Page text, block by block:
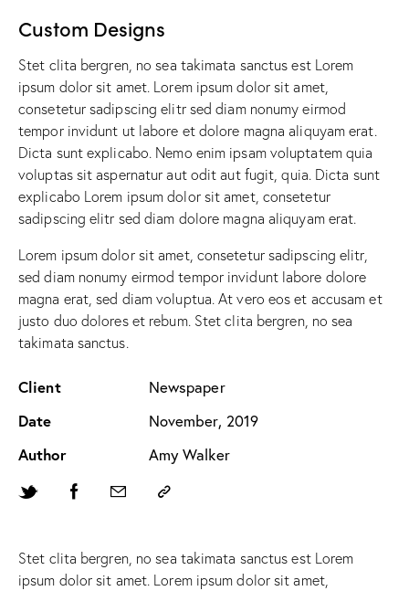
Custom Designs
Stet clita bergren, no sea takimata sanctus est Lorem
ipsum dolor sit amet. Lorem ipsum dolor sit amet,
consetetur sadipscing elitr sed diam nonumy eirmod
tempor invidunt ut labore et dolore magna aliquyam erat.
Dicta sunt explicabo. Nemo enim ipsam voluptatem quia
voluptas sit aspernatur aut odit aut fugit, quia. Dicta sunt
explicabo Lorem ipsum dolor sit amet, consetetur
sadipscing elitr sed diam dolore magna aliquyam erat.
Lorem ipsum dolor sit amet, consetetur sadipscing elitr,
sed diam nonumy eirmod tempor invidunt labore dolore
magna erat, sed diam voluptua. At vero eos et accusam et
justo duo dolores et rebum. Stet clita bergren, no sea
takimata sanctus.
Client
Newspaper
Date
November, 2019
Author
Amy Walker
Stet clita bergren, no sea takimata sanctus est Lorem
ipsum dolor sit amet. Lorem ipsum dolor sit amet,